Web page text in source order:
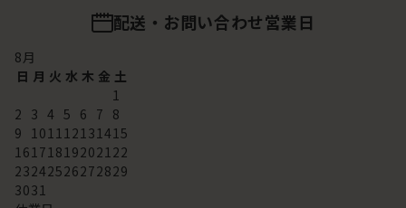
配送・お問い合わせ営業日
8月
日 月 火 水 木 金 土
1
2 3 4 5 6 7 8
9 101112131415
16171819202122
23242526272829
3031